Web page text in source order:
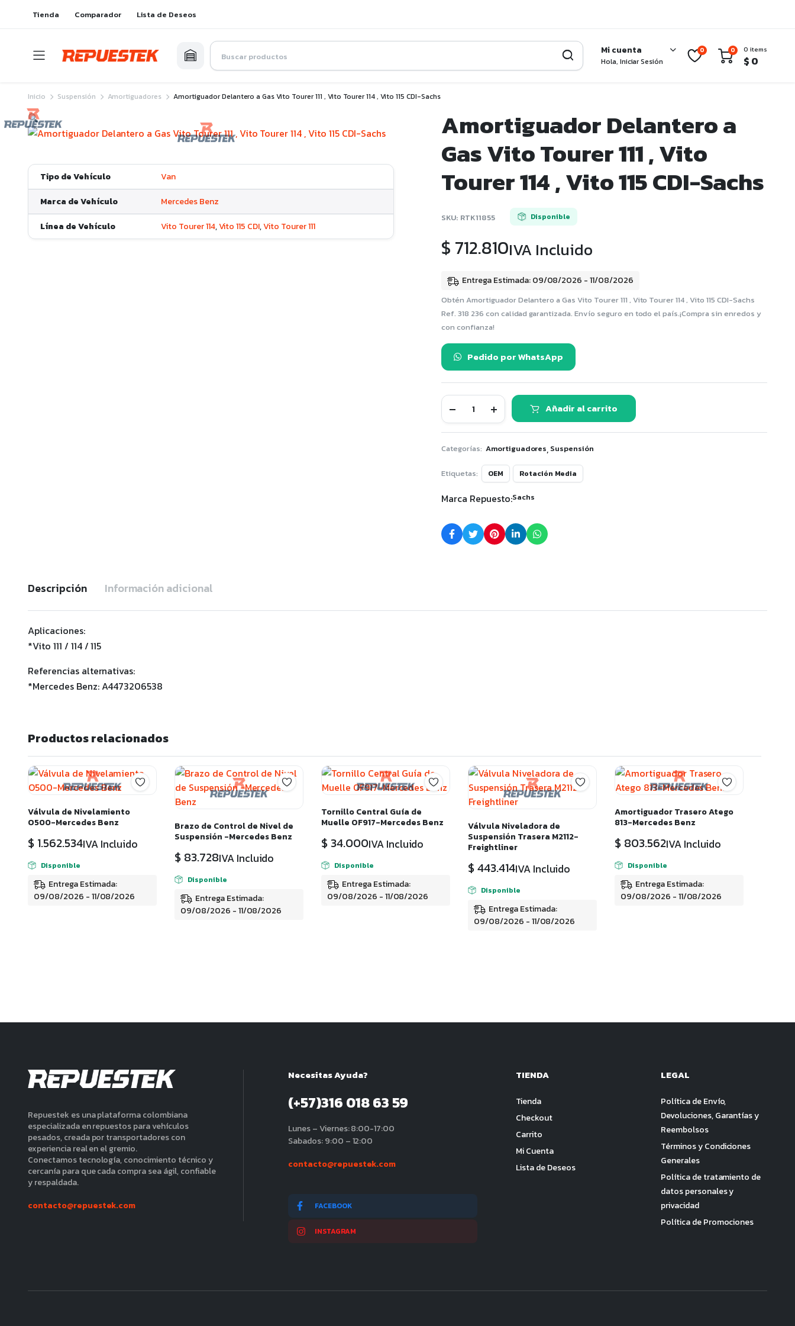
Tienda Comparador Lista de Deseos
Mi cuenta
Hola, Iniciar Sesión
0 0 0 items
$ 0
Inicio Suspensión Amortiguadores Amortiguador Delantero a Gas Vito Tourer 111 , Vito Tourer 114 , Vito 115 CDI-Sachs
Tipo de Vehículo
Van
Marca de Vehículo
Mercedes Benz
Línea de Vehículo
Vito Tourer 114,Vito 115 CDI,Vito Tourer 111
Amortiguador Delantero a
Gas Vito Tourer 111 , Vito
Tourer 114 , Vito 115 CDI-Sachs
SKU: RTK11855 Disponible
$ 712.810IVA Incluido
Entrega Estimada: 09/08/2026 - 11/08/2026
Obtén Amortiguador Delantero a Gas Vito Tourer 111 , Vito Tourer 114 , Vito 115 CDI-Sachs
Ref. 318 236 con calidad garantizada. Envío seguro en todo el país.¡Compra sin enredos y
con confianza!
Pedido por WhatsApp
Amortiguador
Delantero
a
Gas
Vito
,
Tourer
Vito
115
Añadir al carrito
Categorías: Amortiguadores, Suspensión
Etiquetas: OEM Rotación Media
Marca Repuesto:Sachs
Descripción Información adicional
Aplicaciones:
*Vito 111 / 114 / 115
Referencias alternativas:
*Mercedes Benz: A4473206538
Productos relacionados
Válvula de Nivelamiento
O500-Mercedes Benz
$1.562.534IVA Incluido
Disponible
Entrega Estimada:
09/08/2026 - 11/08/2026
Brazo de Control de Nivel de
Suspensión -Mercedes Benz
$83.728IVA Incluido
Disponible
Entrega Estimada:
09/08/2026 - 11/08/2026
Tornillo Central Guía de
Muelle OF917-Mercedes Benz
$34.000IVA Incluido
Disponible
Entrega Estimada:
09/08/2026 - 11/08/2026
Válvula Niveladora de
Suspensión Trasera M2112-
Freightliner
$443.414IVA Incluido
Disponible
Entrega Estimada:
09/08/2026 - 11/08/2026
Amortiguador Trasero Atego
813-Mercedes Benz
$803.562IVA Incluido
Disponible
Entrega Estimada:
09/08/2026 - 11/08/2026
Repuestek es una plataforma colombiana
especializada en repuestos para vehículos
pesados, creada por transportadores con
experiencia real en el gremio.
Conectamos tecnología, conocimiento técnico y
cercanía para que cada compra sea ágil, confiable
y respaldada.
contacto@repuestek.com
Necesitas Ayuda?
(+57)316 018 63 59
Lunes – Viernes: 8:00-17:00
Sabados: 9:00 – 12:00
contacto@repuestek.com
FACEBOOK
INSTAGRAM
TIENDA
Tienda
Checkout
Carrito
Mi Cuenta
Lista de Deseos
LEGAL
Política de Envío,
Devoluciones, Garantías y
Reembolsos
Términos y Condiciones
Generales
Política de tratamiento de
datos personales y
privacidad
Política de Promociones